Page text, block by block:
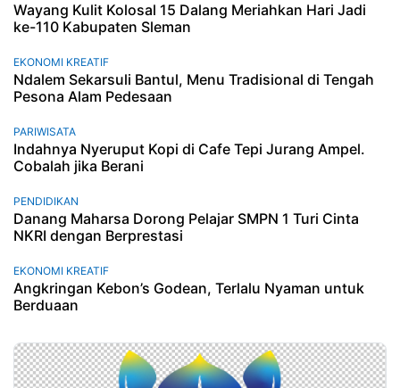
Wayang Kulit Kolosal 15 Dalang Meriahkan Hari Jadi
ke-110 Kabupaten Sleman
EKONOMI KREATIF
Ndalem Sekarsuli Bantul, Menu Tradisional di Tengah
Pesona Alam Pedesaan
PARIWISATA
Indahnya Nyeruput Kopi di Cafe Tepi Jurang Ampel.
Cobalah jika Berani
PENDIDIKAN
Danang Maharsa Dorong Pelajar SMPN 1 Turi Cinta
NKRI dengan Berprestasi
EKONOMI KREATIF
Angkringan Kebon’s Godean, Terlalu Nyaman untuk
Berduaan